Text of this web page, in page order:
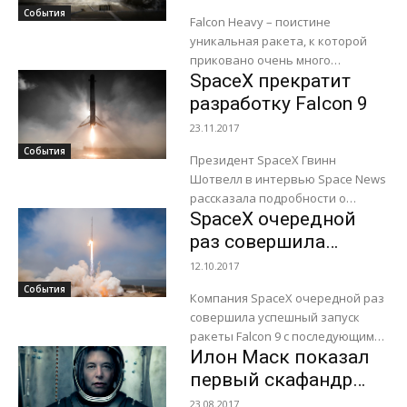
События
Falcon Heavy – поистине
уникальная ракета, к которой
приковано очень много
внимания. Ее созданием
занимается компания SpaceX,
которая принадлежит
небезызвестному миллиардеру
Илону Маску. Планируется,...
События
SpaceX прекратит
разработку Falcon 9
23.11.2017
Президент SpaceX Гвинн
Шотвелл в интервью Space News
рассказала подробности о
ракете Falcon 9 Block 5,
окончательной версии Falcon 9, а
также поделилась планами...
События
SpaceX очередной
раз совершила
успешный запуск
12.10.2017
Компания SpaceX очередной раз
совершила успешный запуск
ракеты Falcon 9 с последующим
приземлением первой ступени
на плавучую платформу. Старт
осуществлялся с мыса Канаверал,
Илон Маск показал
первый скафандр
23.08.2017